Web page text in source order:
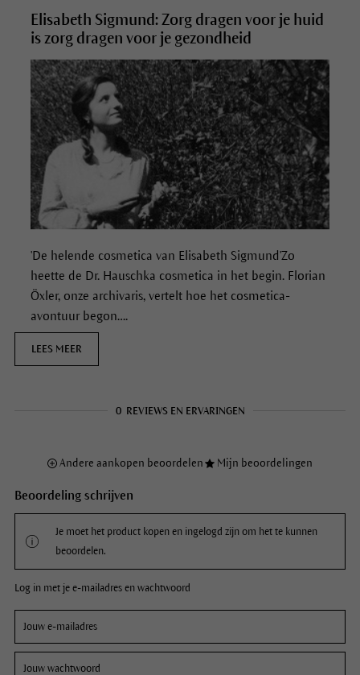
Elisabeth Sigmund: Zorg dragen voor je huid
is zorg dragen voor je gezondheid
'De helende cosmetica van Elisabeth Sigmund'Zo
heette de Dr. Hauschka cosmetica in het begin. Florian
Öxler, onze archivaris, vertelt hoe het cosmetica-
avontuur begon….
LEES MEER
0 REVIEWS EN ERVARINGEN
Andere aankopen beoordelen Mijn beoordelingen
Beoordeling schrijven
Je moet het product kopen en ingelogd zijn om het te kunnen
beoordelen.
Log in met je e-mailadres en wachtwoord